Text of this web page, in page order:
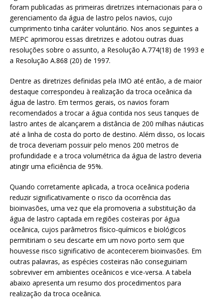
foram publicadas as primeiras diretrizes internacionais para o
gerenciamento da água de lastro pelos navios, cujo
cumprimento tinha caráter voluntário. Nos anos seguintes a
MEPC aprimorou essas diretrizes e adotou outras duas
resoluções sobre o assunto, a Resolução A.774(18) de 1993 e
a Resolução A.868 (20) de 1997.
Dentre as diretrizes definidas pela IMO até então, a de maior
destaque correspondeu à realização da troca oceânica da
água de lastro. Em termos gerais, os navios foram
recomendados a trocar a água contida nos seus tanques de
lastro antes de alcançarem a distância de 200 milhas náuticas
até a linha de costa do porto de destino. Além disso, os locais
de troca deveriam possuir pelo menos 200 metros de
profundidade e a troca volumétrica da água de lastro deveria
atingir uma eficiência de 95%.
Quando corretamente aplicada, a troca oceânica poderia
reduzir significativamente o risco da ocorrência das
bioinvasões, uma vez que ela promoveria a substituição da
água de lastro captada em regiões costeiras por água
oceânica, cujos parâmetros físico-químicos e biológicos
permitiriam o seu descarte em um novo porto sem que
houvesse risco significativo de acontecerem bioinvasões. Em
outras palavras, as espécies costeiras não conseguiriam
sobreviver em ambientes oceânicos e vice-versa. A tabela
abaixo apresenta um resumo dos procedimentos para
realização da troca oceânica.